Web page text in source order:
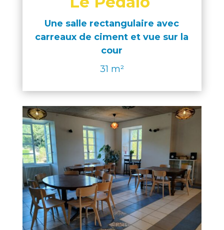
Une salle rectangulaire avec
carreaux de ciment et vue sur la
cour
31 m²